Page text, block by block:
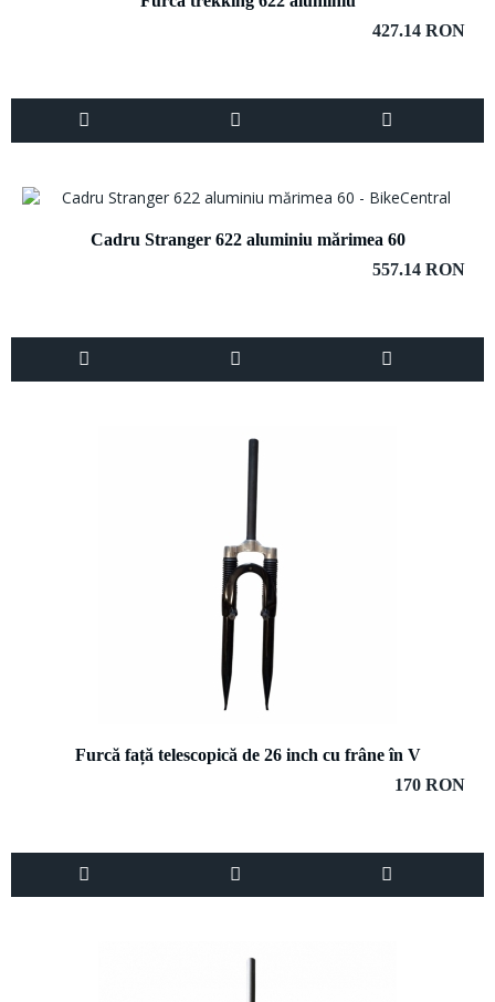
427.14 RON
Cadru Stranger 622 aluminiu mărimea 60
557.14 RON
Furcă față telescopică de 26 inch cu frâne în V
170 RON